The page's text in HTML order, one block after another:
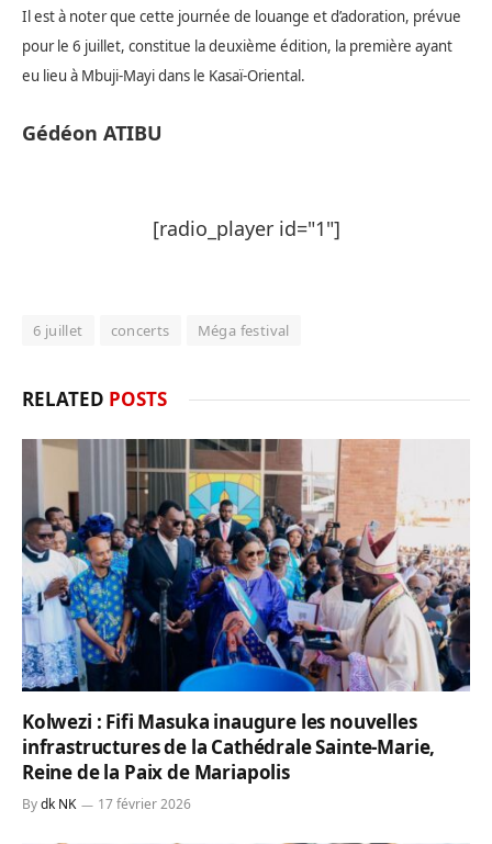
Il est à noter que cette journée de louange et d’adoration, prévue
pour le 6 juillet, constitue la deuxième édition, la première ayant
eu lieu à Mbuji-Mayi dans le Kasaï-Oriental.
Gédéon ATIBU
[radio_player id="1"]
6 juillet concerts Méga festival
RELATED POSTS
Kolwezi : Fifi Masuka inaugure les nouvelles
infrastructures de la Cathédrale Sainte-Marie,
Reine de la Paix de Mariapolis
Bydk NK 17 février 2026